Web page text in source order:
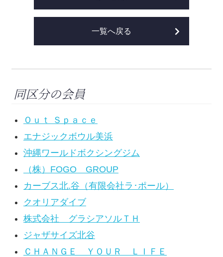
一覧へ戻る
同区分の会員
Ｏｕｔ Ｓｐａｃｅ
エナジックボウル美浜
沖縄ワールドボクシングジム
（株）FOGO GROUP
カーブス北.谷（有限会社ラ･ポール）
クオリアダイブ
株式会社 グラシアソルＴＨ
ジャザサイズ北谷
ＣＨＡＮＧＥ ＹＯＵＲ ＬＩＦＥ